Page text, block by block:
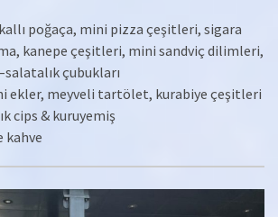
poğaça, mini pizza çeşitleri, sigara
kanepe çeşitleri, mini sandviç dilimleri,
çubukları
ekler, meyveli tartölet, kurabiye çeşitleri
cips & kuruyemiş
kahve